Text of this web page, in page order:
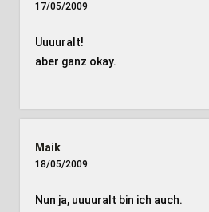
17/05/2009
Uuuuralt!
aber ganz okay.
Maik
18/05/2009
Nun ja, uuuuralt bin ich auch.